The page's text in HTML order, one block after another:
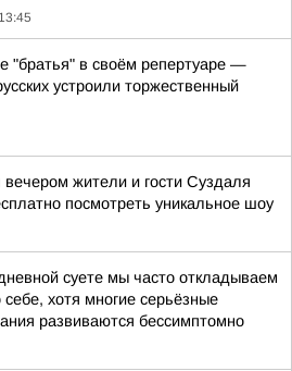
13:45
"братья" в своём репертуаре —
устроили торжественный
вечером жители и гости Суздаля
посмотреть уникальное шоу
суете мы часто откладываем
себе, хотя многие серьёзные
развиваются бессимптомно